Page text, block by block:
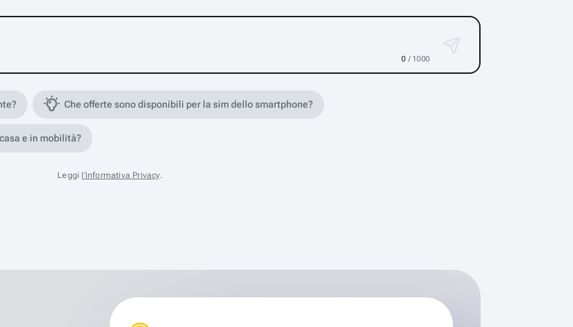
0 / 1000
Che offerte sono disponibili per la sim dello smartphone?
e in mobilità?
Leggi l'informativa Privacy.